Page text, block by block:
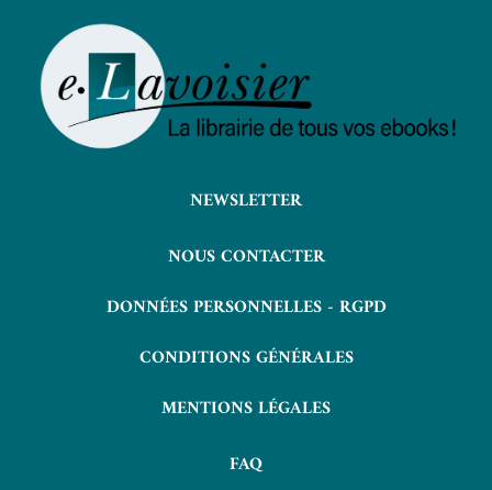
NEWSLETTER
NOUS CONTACTER
DONNÉES PERSONNELLES - RGPD
CONDITIONS GÉNÉRALES
MENTIONS LÉGALES
FAQ